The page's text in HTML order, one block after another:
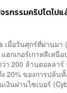
รกรรมคริปโตไป
เมื่อวันศุกร์ที่ผ่านมา
กเกอร์เกาหลีเหนื
า 200 ล้านดอลลา
20% ของการปล้น
เงินผ่านไซเบอร์